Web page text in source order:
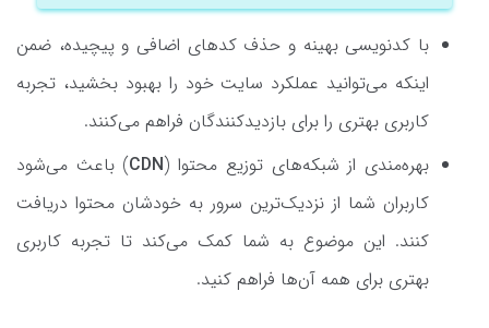
با کدنویسی بهینه و حذف کدهای اضافی و پیچیده، ضمن
اینکه می‌توانید عملکرد سایت خود را بهبود بخشید، تجربه
کاربری بهتری را برای بازدیدکنندگان فراهم می‌کنند.
بهره‌مندی از شبکه‌های توزیع محتوا (CDN) باعث می‌شود
کاربران شما از نزدیک‌ترین سرور به خودشان محتوا دریافت
‌کنند. این موضوع به شما کمک می‌کند تا تجربه کاربری
بهتری برای همه آن‌ها فراهم کنید.